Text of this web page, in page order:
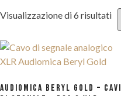
Visualizzazione di 6 risultati
AUDIOMICA BERYL GOLD – CAVI